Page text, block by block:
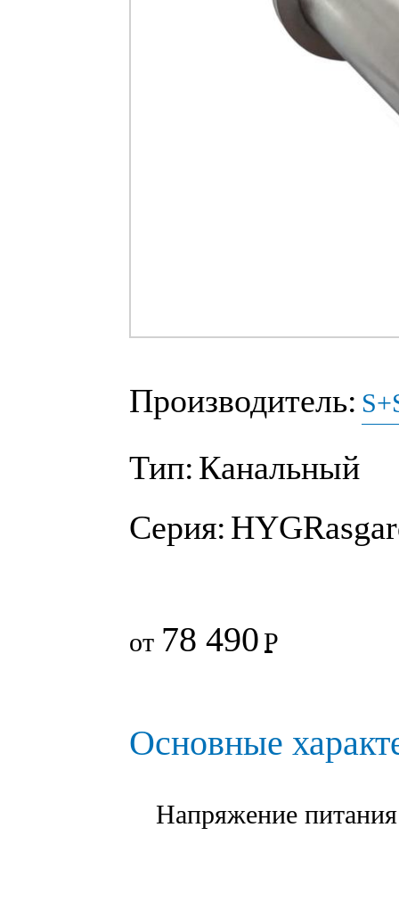
Производитель:
Тип: Канальный
Серия:
от 78 490Р
Основные
Напряжение